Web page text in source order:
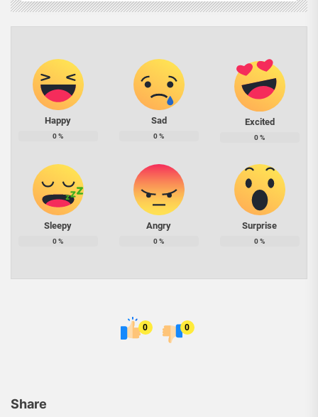
Share
Happy
0%
Sad
0%
Excited
0%
Sleepy
0%
Angry
0%
Surprise
0%
0 0